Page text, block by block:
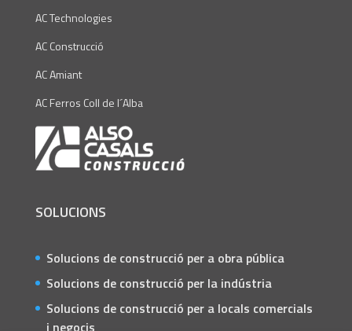
AC Technologies
AC Construcció
AC Amiant
AC Ferros Coll de l´Alba
SOLUCIONS
Solucions de construcció per a obra pública
Solucions de construcció per la indústria
Solucions de construcció per a locals comercials